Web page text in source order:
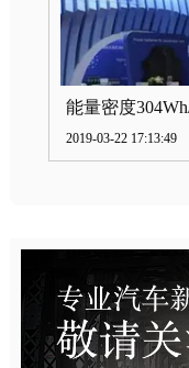
2019-03-22 17:13:49